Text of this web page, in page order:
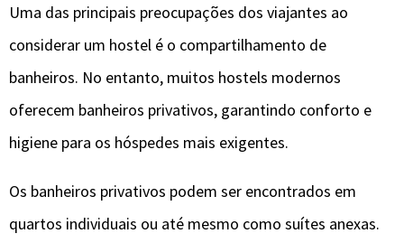
Uma das principais preocupações dos viajantes ao
considerar um hostel é o compartilhamento de
banheiros. No entanto, muitos hostels modernos
oferecem banheiros privativos, garantindo conforto e
higiene para os hóspedes mais exigentes.
Os banheiros privativos podem ser encontrados em
quartos individuais ou até mesmo como suítes anexas.